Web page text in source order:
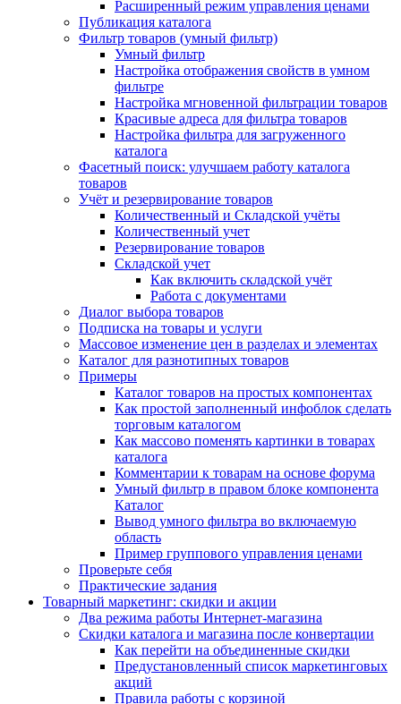
Расширенный режим управления ценами
Публикация каталога
Фильтр товаров (умный фильтр)
Умный фильтр
Настройка отображения свойств в умном
фильтре
Настройка мгновенной фильтрации товаров
Красивые адреса для фильтра товаров
Настройка фильтра для загруженного
каталога
Фасетный поиск: улучшаем работу каталога
товаров
Учёт и резервирование товаров
Количественный и Складской учёты
Количественный учет
Резервирование товаров
Складской учет
Как включить складской учёт
Работа с документами
Диалог выбора товаров
Подписка на товары и услуги
Массовое изменение цен в разделах и элементах
Каталог для разнотипных товаров
Примеры
Каталог товаров на простых компонентах
Как простой заполненный инфоблок сделать
торговым каталогом
Как массово поменять картинки в товарах
каталога
Комментарии к товарам на основе форума
Умный фильтр в правом блоке компонента
Каталог
Вывод умного фильтра во включаемую
область
Пример группового управления ценами
Проверьте себя
Практические задания
Товарный маркетинг: скидки и акции
Два режима работы Интернет-магазина
Скидки каталога и магазина после конвертации
Как перейти на объединенные скидки
Предустановленный список маркетинговых
акций
Правила работы с корзиной